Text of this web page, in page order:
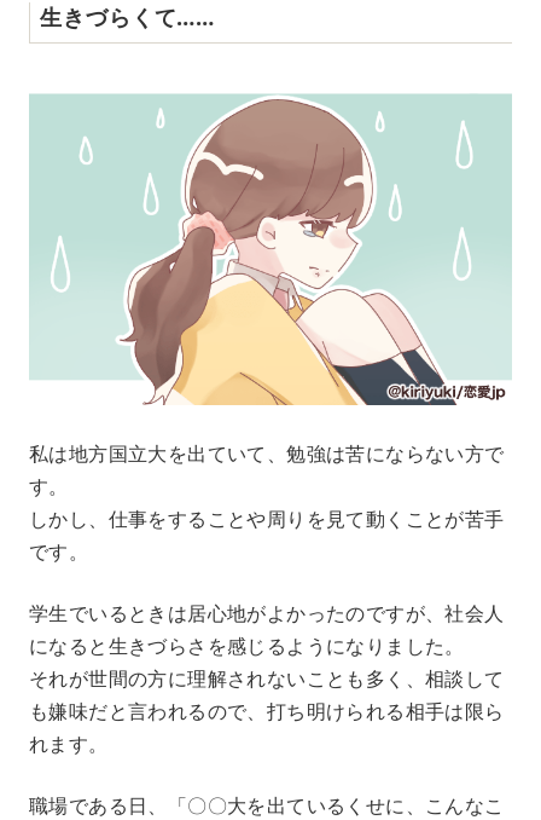
生きづらくて……
私は地方国立大を出ていて、勉強は苦にならない方で
す。
しかし、仕事をすることや周りを見て動くことが苦手
です。
学生でいるときは居心地がよかったのですが、社会人
になると生きづらさを感じるようになりました。
それが世間の方に理解されないことも多く、相談して
も嫌味だと言われるので、打ち明けられる相手は限ら
れます。
職場である日、「〇〇大を出ているくせに、こんなこ